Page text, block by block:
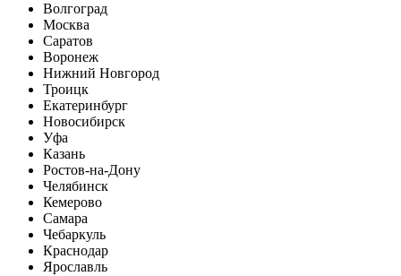
Волгоград
Москва
Саратов
Воронеж
Нижний Новгород
Троицк
Екатеринбург
Новосибирск
Уфа
Казань
Ростов-на-Дону
Челябинск
Кемерово
Самара
Чебаркуль
Краснодар
Ярославль